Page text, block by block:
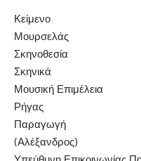
Κείμενο
Μουρσελάς
Σκηνοθεσία
Σκηνικά
Μουσική
Ρήγας
Παραγωγή
(Αλέξανδρος)